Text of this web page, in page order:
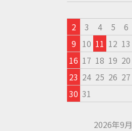
2
3 4 5 6
9 10 11 12 13
16 17 18 19 20
23 24 25 26 27
30 31
2026年9月